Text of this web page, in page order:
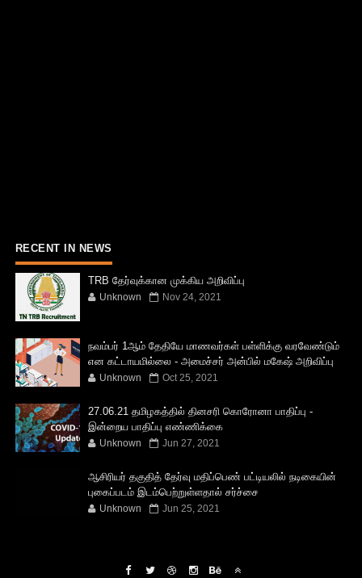
RECENT IN NEWS
TRB தேர்வுக்கான முக்கிய அறிவிப்பு
Unknown Nov 24, 2021
நவம்பர் 1ஆம் தேதியே மாணவர்கள் பள்ளிக்கு வரவேண்டும்
என கட்டாயமில்லை - அமைச்சர் அன்பில் மகேஷ் அறிவிப்பு
Unknown Oct 25, 2021
27.06.21 தமிழகத்தில் தினசரி கொரோனா பாதிப்பு -
இன்றைய பாதிப்பு எண்ணிக்கை
Unknown Jun 27, 2021
ஆசிரியர் தகுதித் தேர்வு மதிப்பெண் பட்டியலில் நடிகையின்
புகைப்படம் இடம்பெற்றுள்ளதால் சர்ச்சை
Unknown Jun 25, 2021